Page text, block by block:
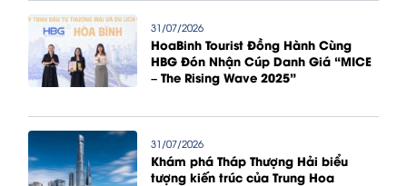
31/07/2026
HoaBinh Tourist Đồng Hành Cùng
HBG Đón Nhận Cúp Danh Giá “MICE
– The Rising Wave 2025”
31/07/2026
Khám phá Tháp Thượng Hải biểu
tượng kiến trúc của Trung Hoa